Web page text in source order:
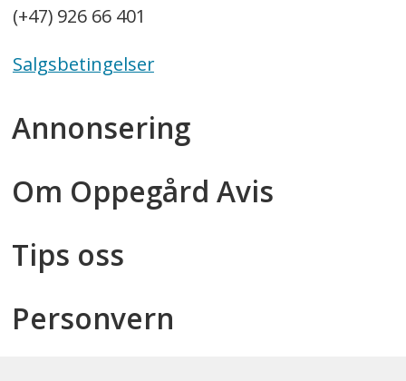
(+47) 926 66 401
Salgsbetingelser
Annonsering
Om Oppegård Avis
Tips oss
Personvern